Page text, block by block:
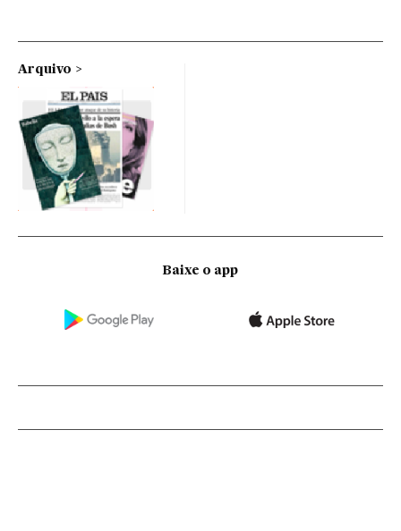
Arquivo
Baixe o app